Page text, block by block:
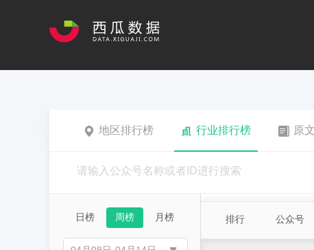
地区排行榜 行业排行榜 原
日榜 周榜 月榜 排行 公众号